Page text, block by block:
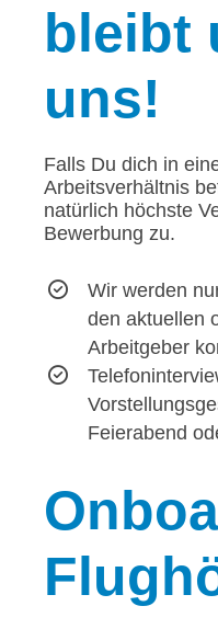
bleibt
uns!
Falls Du dich in
Arbeitsverhältnis
natürlich höchste
Bewerbung zu.
Wir werden
den aktuellen
Arbeitgeber
Feierabend